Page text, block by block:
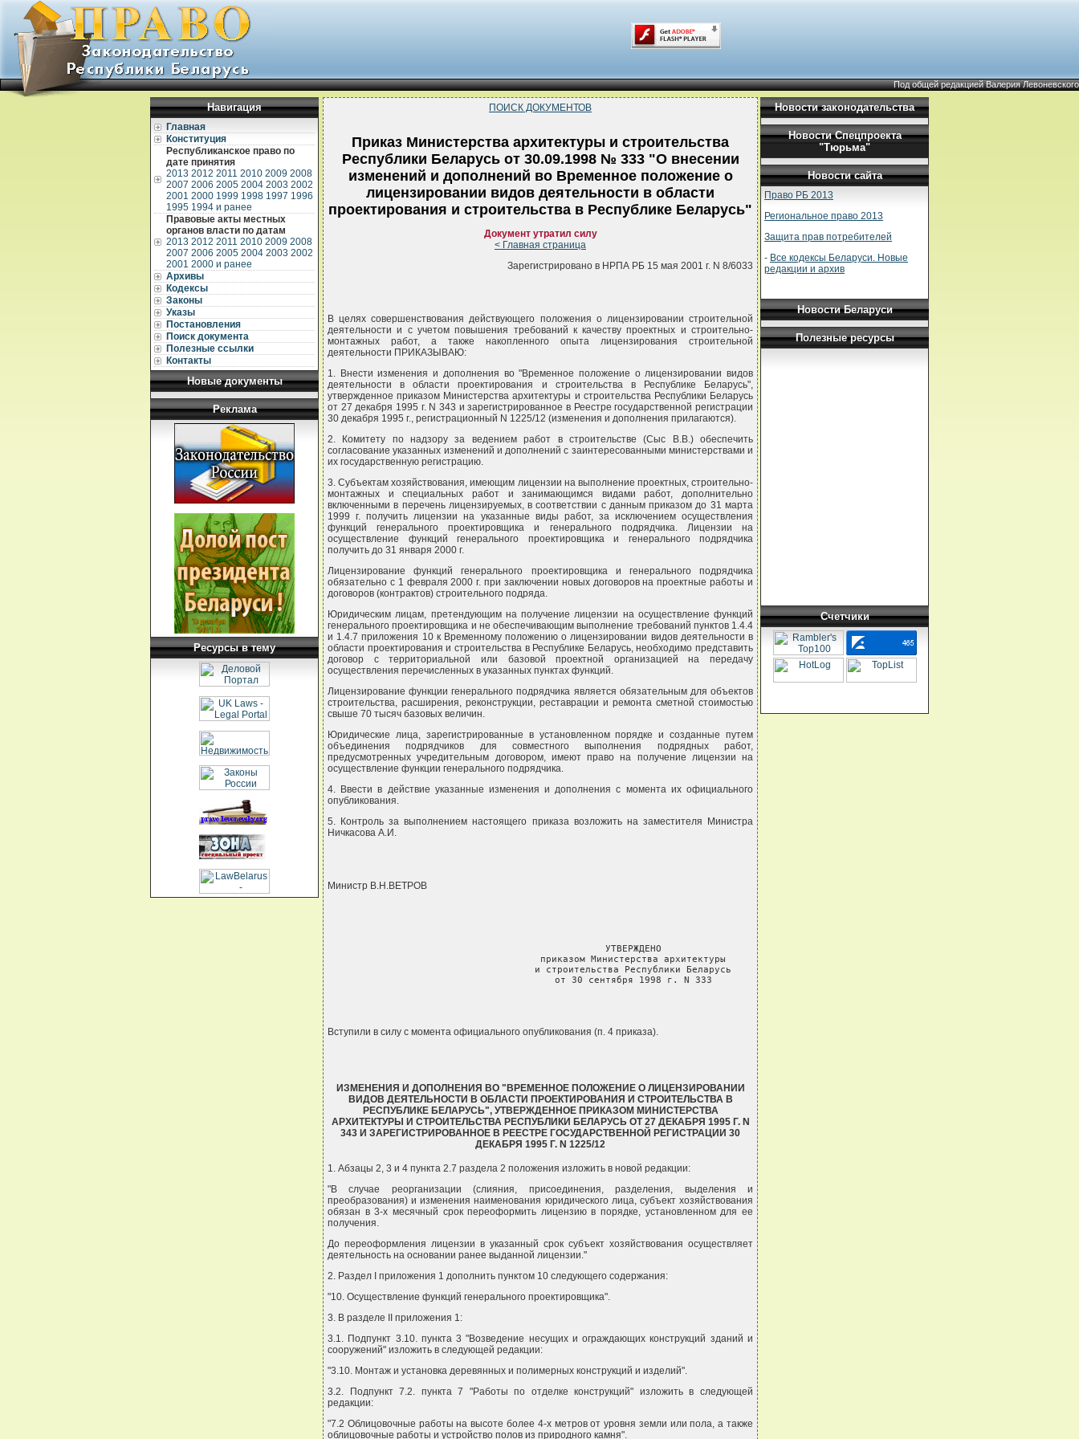
Под общей редакцией Валерия Левоневского
Навигация
Главная
Конституция
Республиканское право по
дате принятия
2013 2012 2011 2010 2009 2008
2007 2006 2005 2004 2003 2002
2001 2000 1999 1998 1997 1996
1995 1994 и ранее
Правовые акты местных
органов власти по датам
2013 2012 2011 2010 2009 2008
2007 2006 2005 2004 2003 2002
2001 2000 и ранее
Архивы
Кодексы
Законы
Указы
Постановления
Поиск документа
Полезные ссылки
Контакты
Новые документы
Реклама
Ресурсы в тему
ПОИСК ДОКУМЕНТОВ
Приказ Министерства архитектуры и строительства
Республики Беларусь от 30.09.1998 № 333 "О внесении
изменений и дополнений во Временное положение о
лицензировании видов деятельности в области
проектирования и строительства в Республике Беларусь"
Документ утратил силу
< Главная страница
Зарегистрировано в НРПА РБ 15 мая 2001 г. N 8/6033
В целях совершенствования действующего положения о лицензировании строительной
деятельности и с учетом повышения требований к качеству проектных и строительно-
монтажных работ, а также накопленного опыта лицензирования строительной
деятельности ПРИКАЗЫВАЮ:
1. Внести изменения и дополнения во "Временное положение о лицензировании видов
деятельности в области проектирования и строительства в Республике Беларусь",
утвержденное приказом Министерства архитектуры и строительства Республики Беларусь
от 27 декабря 1995 г. N 343 и зарегистрированное в Реестре государственной регистрации
30 декабря 1995 г., регистрационный N 1225/12 (изменения и дополнения прилагаются).
2. Комитету по надзору за ведением работ в строительстве (Сыс В.В.) обеспечить
согласование указанных изменений и дополнений с заинтересованными министерствами и
их государственную регистрацию.
3. Субъектам хозяйствования, имеющим лицензии на выполнение проектных, строительно-
монтажных и специальных работ и занимающимся видами работ, дополнительно
включенными в перечень лицензируемых, в соответствии с данным приказом до 31 марта
1999 г. получить лицензии на указанные виды работ, за исключением осуществления
функций генерального проектировщика и генерального подрядчика. Лицензии на
осуществление функций генерального проектировщика и генерального подрядчика
получить до 31 января 2000 г.
Лицензирование функций генерального проектировщика и генерального подрядчика
обязательно с 1 февраля 2000 г. при заключении новых договоров на проектные работы и
договоров (контрактов) строительного подряда.
Юридическим лицам, претендующим на получение лицензии на осуществление функций
генерального проектировщика и не обеспечивающим выполнение требований пунктов 1.4.4
и 1.4.7 приложения 10 к Временному положению о лицензировании видов деятельности в
области проектирования и строительства в Республике Беларусь, необходимо представить
договор с территориальной или базовой проектной организацией на передачу
осуществления перечисленных в указанных пунктах функций.
Лицензирование функции генерального подрядчика является обязательным для объектов
строительства, расширения, реконструкции, реставрации и ремонта сметной стоимостью
свыше 70 тысяч базовых величин.
Юридические лица, зарегистрированные в установленном порядке и созданные путем
объединения подрядчиков для совместного выполнения подрядных работ,
предусмотренных учредительным договором, имеют право на получение лицензии на
осуществление функции генерального подрядчика.
4. Ввести в действие указанные изменения и дополнения с момента их официального
опубликования.
5. Контроль за выполнением настоящего приказа возложить на заместителя Министра
Ничкасова А.И.
Министр В.Н.ВЕТРОВ
                                 УТВЕРЖДЕНО
                                 приказом Министерства архитектуры
                                 и строительства Республики Беларусь
                                 от 30 сентября 1998 г. N 333
Вступили в силу с момента официального опубликования (п. 4 приказа).
ИЗМЕНЕНИЯ И ДОПОЛНЕНИЯ ВО "ВРЕМЕННОЕ ПОЛОЖЕНИЕ О ЛИЦЕНЗИРОВАНИИ
ВИДОВ ДЕЯТЕЛЬНОСТИ В ОБЛАСТИ ПРОЕКТИРОВАНИЯ И СТРОИТЕЛЬСТВА В
РЕСПУБЛИКЕ БЕЛАРУСЬ", УТВЕРЖДЕННОЕ ПРИКАЗОМ МИНИСТЕРСТВА
АРХИТЕКТУРЫ И СТРОИТЕЛЬСТВА РЕСПУБЛИКИ БЕЛАРУСЬ ОТ 27 ДЕКАБРЯ 1995 Г. N
343 И ЗАРЕГИСТРИРОВАННОЕ В РЕЕСТРЕ ГОСУДАРСТВЕННОЙ РЕГИСТРАЦИИ 30
ДЕКАБРЯ 1995 Г. N 1225/12
1. Абзацы 2, 3 и 4 пункта 2.7 раздела 2 положения изложить в новой редакции:
"В случае реорганизации (слияния, присоединения, разделения, выделения и
преобразования) и изменения наименования юридического лица, субъект хозяйствования
обязан в 3-х месячный срок переоформить лицензию в порядке, установленном для ее
получения.
До переоформления лицензии в указанный срок субъект хозяйствования осуществляет
деятельность на основании ранее выданной лицензии."
2. Раздел I приложения 1 дополнить пунктом 10 следующего содержания:
"10. Осуществление функций генерального проектировщика".
3. В разделе II приложения 1:
3.1. Подпункт 3.10. пункта 3 "Возведение несущих и ограждающих конструкций зданий и
сооружений" изложить в следующей редакции:
"3.10. Монтаж и установка деревянных и полимерных конструкций и изделий".
3.2. Подпункт 7.2. пункта 7 "Работы по отделке конструкций" изложить в следующей
редакции:
"7.2 Облицовочные работы на высоте более 4-х метров от уровня земли или пола, а также
облицовочные работы и устройство полов из природного камня".
Новости законодательства
Новости Спецпроекта
"Тюрьма"
Новости сайта
Право РБ 2013
Региональное право 2013
Защита прав потребителей
- Все кодексы Беларуси. Новые
редакции и архив
Новости Беларуси
Полезные ресурсы
Счетчики